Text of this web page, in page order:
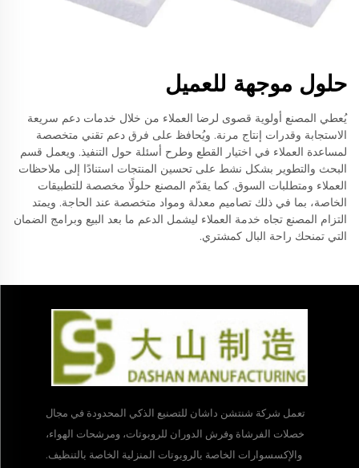
حلول موجهة للعميل
يُعطي المصنع أولوية قصوى لرضا العملاء من خلال خدمات دعم سريعة
الاستجابة وقدرات إنتاج مرنة. ويُحافظ على فرق دعم تقني متخصصة
لمساعدة العملاء في اختيار القطع وطرح أسئلة حول التنفيذ. ويعمل قسم
البحث والتطوير بشكل نشط على تحسين المنتجات استنادًا إلى ملاحظات
العملاء ومتطلبات السوق. كما يقدّم المصنع حلولًا مخصصة للتطبيقات
الخاصة، بما في ذلك تصاميم معدلة ومواد متخصصة عند الحاجة. ويمتد
التزام المصنع تجاه خدمة العملاء ليشمل الدعم ما بعد البيع وبرامج الضمان
التي تمنحك راحة البال كمشتري.
تعمل شركة شنتشن داشان للتصنيع الذكي المحدودة في مجال
خصلات الفرشاة وفرش الدوران للروبوتات، ومرشحات الهواء،
والإكسسوارات الخاصة بالروبوتات المنزلية الخاصة بالتنظيف.